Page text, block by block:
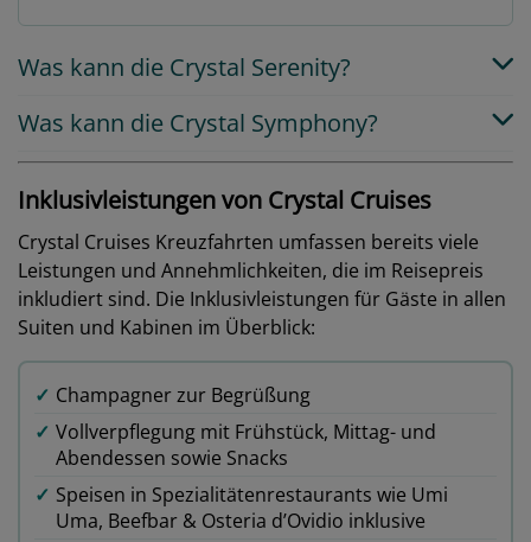
Was kann die Crystal Serenity?
Was kann die Crystal Symphony?
Inklusivleistungen von Crystal Cruises
Crystal Cruises Kreuzfahrten umfassen bereits viele
Leistungen und Annehmlichkeiten, die im Reisepreis
inkludiert sind. Die Inklusivleistungen für Gäste in allen
Suiten und Kabinen im Überblick:
✓ Champagner zur Begrüßung
✓ Vollverpflegung mit Frühstück, Mittag- und
Abendessen sowie Snacks
✓ Speisen in Spezialitätenrestaurants wie Umi
Uma, Beefbar & Osteria d’Ovidio inklusive